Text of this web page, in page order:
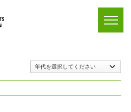
年代を選択してください